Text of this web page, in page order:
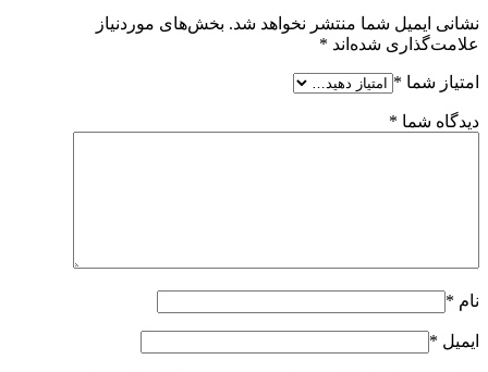
نشانی ایمیل شما منتشر نخواهد شد. بخش‌های موردنیاز
علامت‌گذاری شده‌اند *
امتیاز شما *
دیدگاه شما *
نام *
ایمیل *